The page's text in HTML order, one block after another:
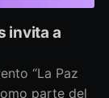
invita a
“La Paz